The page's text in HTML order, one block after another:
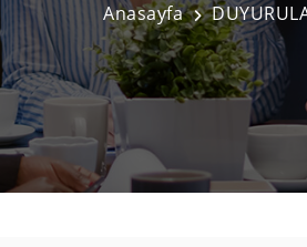
Anasayfa